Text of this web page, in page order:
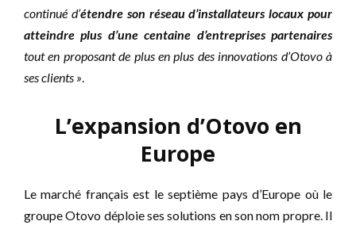
continué d’étendre son réseau d’installateurs locaux pour
atteindre plus d’une centaine d’entreprises partenaires
tout en proposant de plus en plus des innovations d’Otovo à
ses clients ».
L’expansion d’Otovo en
Europe
Le marché français est le septième pays d’Europe où le
groupe Otovo déploie ses solutions en son nom propre. Il